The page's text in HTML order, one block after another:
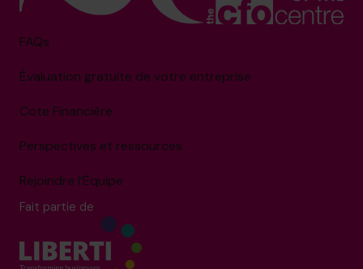
FAQs
Évaluation gratuite de votre entreprise
Cote Financière
Perspectives et ressources
Rejoindre l’Équipe
Fait partie de